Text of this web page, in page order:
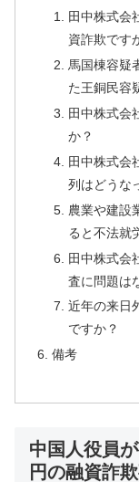
田中株式会
資詐欺です
馬国棟容疑
た王銅民容
田中株式会
か？
田中株式会
列はどうな
農業や建設
ると不法就
田中株式会
査に問題は
近年の来日
ですか？
備考
中国人役員
円の融資詐